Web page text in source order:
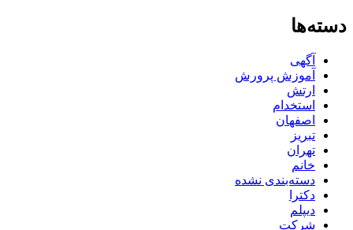
دسته‌ها
آگهی
آموزش پرورش
ارتش
استخدام
اصفهان
تبریز
تهران
خانم
دسته‌بندی نشده
دکترا
دیپلم
شرکت